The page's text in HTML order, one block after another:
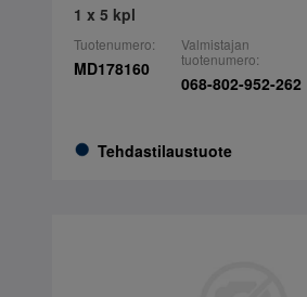
1 x 5 kpl
Tuotenumero:
MD178160
Tehdastilaustuote
Valmistajan
tuotenumero:
068-802-952-262